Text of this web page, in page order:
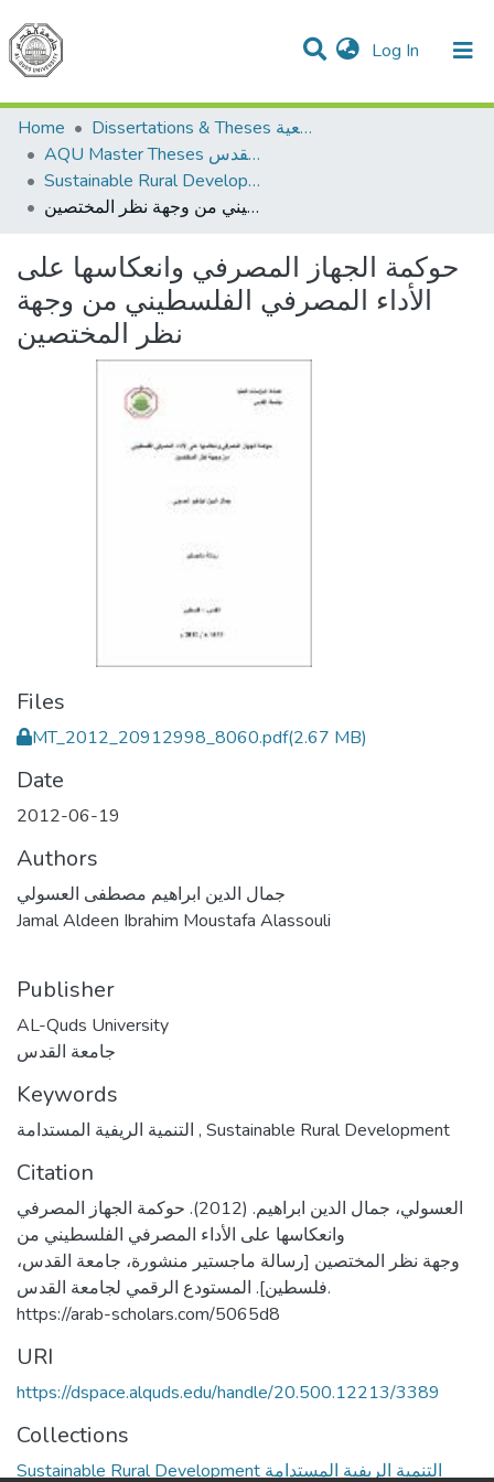
Log In (current)
Communities & Collections
All of DSpace
Home
Dissertations & Theses الرسائل الجامعية
AQU Master Theses الرسائل الجامعية الخاصة بجامعة القدس
Sustainable Rural Development التنمية الريفية المستدامة
حوكمة الجهاز المصرفي وانعكاسها على الأداء المصرفي الفلسطيني من وجهة نظر المختصين
حوكمة الجهاز المصرفي وانعكاسها على
الأداء المصرفي الفلسطيني من وجهة
نظر المختصين
Files
MT_2012_20912998_8060.pdf(2.67 MB)
Date
2012-06-19
Authors
جمال الدين ابراهيم مصطفى العسولي
Jamal Aldeen Ibrahim Moustafa Alassouli
Publisher
AL-Quds University
جامعة القدس
Keywords
, Sustainable Rural Development
Citation
العسولي، جمال الدين ابراهيم. (2012). حوكمة الجهاز المصرفي
وانعكاسها على الأداء المصرفي الفلسطيني من
وجهة نظر المختصين [رسالة ماجستير منشورة، جامعة القدس،
فلسطين]. المستودع الرقمي لجامعة القدس.
https://arab-scholars.com/5065d8
URI
https://dspace.alquds.edu/handle/20.500.12213/3389
Collections
Sustainable Rural Development التنمية الريفية المستدامة